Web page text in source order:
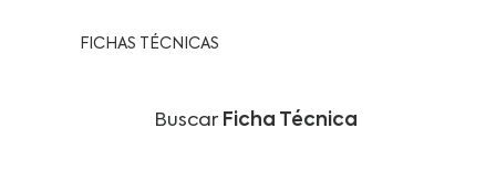
FICHAS TÉCNICAS
Buscar Ficha Técnica